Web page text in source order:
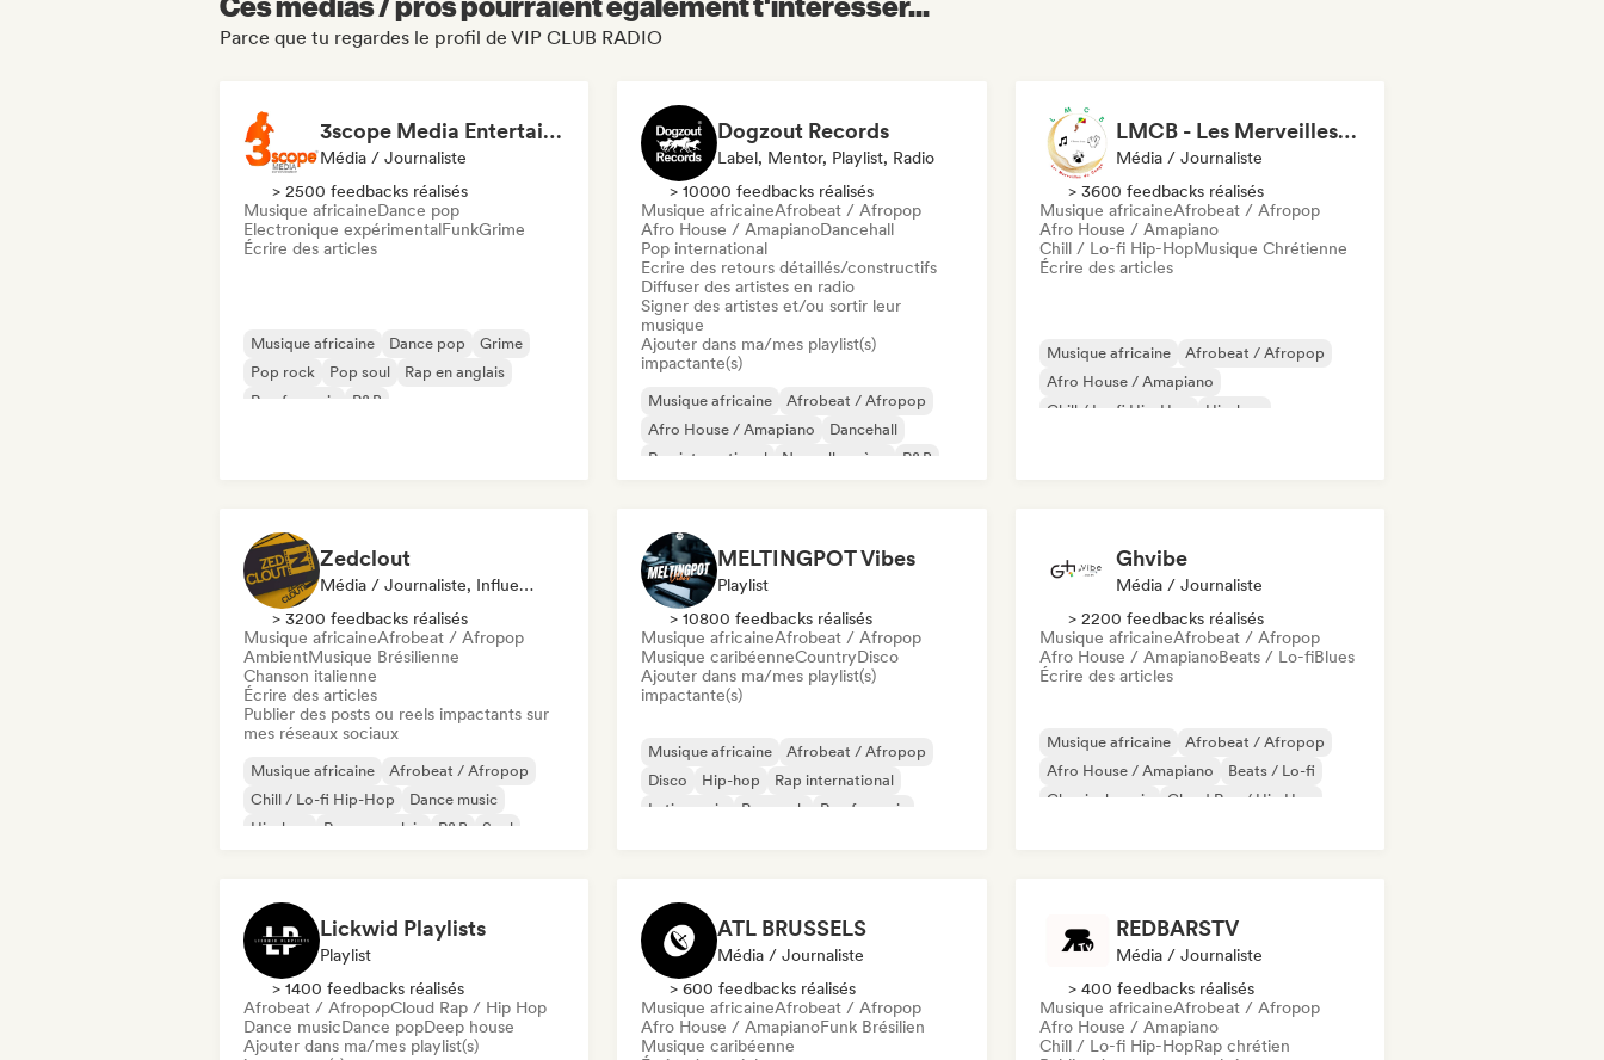
Parce que tu regardes le profil de VIP CLUB RADIO
3scope Media Entertainment
Média / Journaliste
> 2500 feedbacks réalisés
Musique africaineDance pop
Electronique expérimentalFunkGrime
Écrire des articles
Musique africaine Dance pop
Grime
Pop rock
Pop soul
Rap en anglais
Rap francais
R&B
Dogzout Records
Label, Mentor, Playlist, Radio
> 10000 feedbacks réalisés
Musique africaineAfrobeat / Afropop
Afro House / AmapianoDancehall
Pop international
Ecrire des retours détaillés/constructifs
Diffuser des artistes en radio
Signer des artistes et/ou sortir leur
musique
Ajouter dans ma/mes playlist(s)
impactante(s)
Musique africaine
Afrobeat / Afropop
Afro House / Amapiano
Dancehall
Rap international
Nouvelle scène
R&B
LMCB - Les Merveilles du Congo 🇨🇬
Média / Journaliste
> 3600 feedbacks réalisés
Musique africaineAfrobeat / Afropop
Afro House / Amapiano
Chill / Lo-fi Hip-HopMusique Chrétienne
Écrire des articles
Musique africaine
Afrobeat / Afropop
Afro House / Amapiano
Chill / Lo-fi Hip-Hop
Hip-hop
Zedclout
Média / Journaliste, Influenceur·euse Sur Les Réseaux Sociaux
> 3200 feedbacks réalisés
Musique africaineAfrobeat / Afropop
AmbientMusique Brésilienne
Chanson italienne
Écrire des articles
Publier des posts ou reels impactants sur
mes réseaux sociaux
Musique africaine
Afrobeat / Afropop
Chill / Lo-fi Hip-Hop
Dance music
Hip-hop
Rap en anglais R&B Soul
MELTINGPOT Vibes
Playlist
> 10800 feedbacks réalisés
Musique africaineAfrobeat / Afropop
Musique caribéenneCountryDisco
Ajouter dans ma/mes playlist(s)
impactante(s)
Musique africaine
Afrobeat / Afropop
Disco
Hip-hop
Rap international
Latin music
Pop rock Rap francais
Ghvibe
Média / Journaliste
> 2200 feedbacks réalisés
Musique africaineAfrobeat / Afropop
Afro House / AmapianoBeats / Lo-fiBlues
Écrire des articles
Musique africaine
Afrobeat / Afropop
Afro House / Amapiano
Beats / Lo-fi
Classical music
Cloud Rap / Hip Hop
Lickwid Playlists
Playlist
> 1400 feedbacks réalisés
Afrobeat / AfropopCloud Rap / Hip Hop
Dance musicDance popDeep house
Ajouter dans ma/mes playlist(s)
ATL BRUSSELS
Média / Journaliste
> 600 feedbacks réalisés
Musique africaineAfrobeat / Afropop
Afro House / AmapianoFunk Brésilien
Musique caribéenne
REDBARSTV
Média / Journaliste
> 400 feedbacks réalisés
Musique africaineAfrobeat / Afropop
Afro House / Amapiano
Chill / Lo-fi Hip-HopRap chrétien